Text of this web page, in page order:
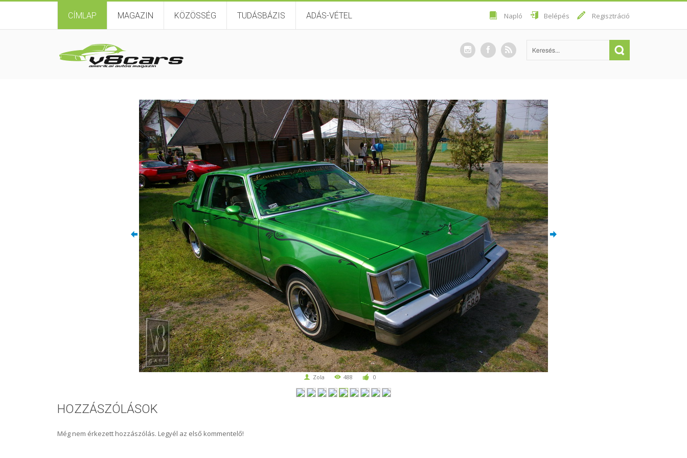
CÍMLAP MAGAZIN KÖZÖSSÉG TUDÁSBÁZIS ADÁS-VÉTEL Napló Belépés Regisztráció
Zola 488 0
HOZZÁSZÓLÁSOK
Még nem érkezett hozzászólás. Legyél az első kommentelő!